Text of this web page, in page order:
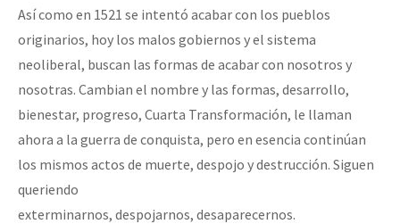
Así como en 1521 se intentó acabar con los pueblos
originarios, hoy los malos gobiernos y el sistema
neoliberal, buscan las formas de acabar con nosotros y
nosotras. Cambian el nombre y las formas, desarrollo,
bienestar, progreso, Cuarta Transformación, le llaman
ahora a la guerra de conquista, pero en esencia continúan
los mismos actos de muerte, despojo y destrucción. Siguen
queriendo
exterminarnos, despojarnos, desaparecernos.